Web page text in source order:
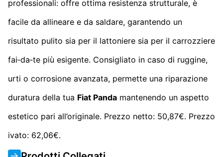
professionali: offre ottima resistenza strutturale, è
facile da allineare e da saldare, garantendo un
risultato pulito sia per il lattoniere sia per il carrozziere
fai‑da‑te più esigente. Consigliato in caso di ruggine,
urti o corrosione avanzata, permette una riparazione
duratura della tua Fiat Panda mantenendo un aspetto
estetico pari all’originale. Prezzo netto: 50,87€. Prezzo
ivato: 62,06€.